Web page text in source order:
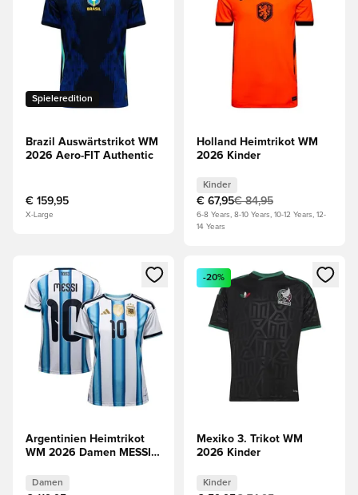
Spieleredition
Brazil Auswärtstrikot WM
2026 Aero-FIT Authentic
€ 159,95
X-Large
Holland Heimtrikot WM
2026 Kinder
Kinder
€ 67,95€ 84,95
6-8 Years, 8-10 Years, 10-12 Years, 12-
14 Years
Öffnet ein Fenster zum Anmelden oder Registrieren als
Argentinien Heimtrikot
WM 2026 Damen MESSI
Damen
Öffnet ein Fenster zum
-20%
Mexiko 3. Trikot WM
2026 Kinder
Kinder